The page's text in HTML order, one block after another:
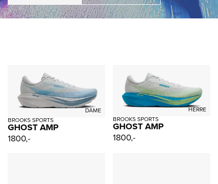
DAME
BROOKS SPORTS
GHOST AMP
1800,-
HERRE
BROOKS SPORTS
GHOST AMP
1800,-